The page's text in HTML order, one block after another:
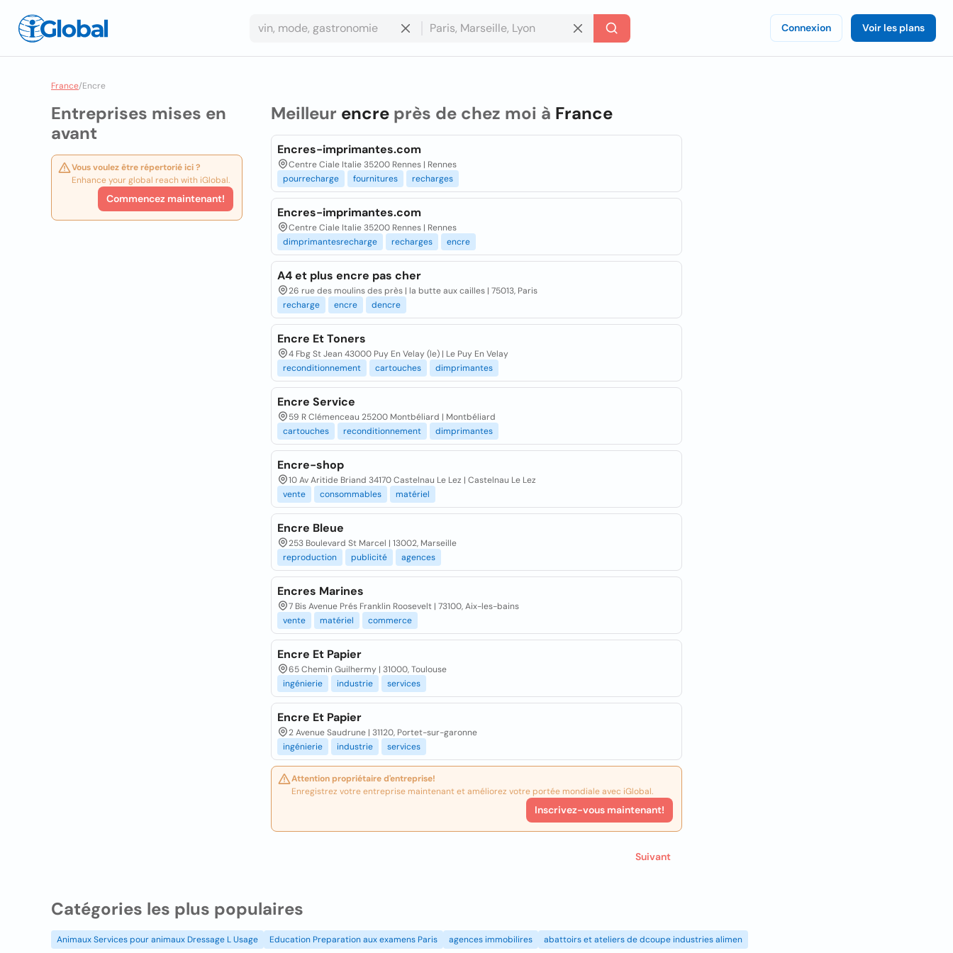
Connexion Voir les plans
France/Encre
Entreprises mises en
avant
Vous voulez être répertorié ici ?
Enhance your global reach with iGlobal.
Commencez maintenant!
Meilleur encreprès de chez moi à France
Encres-imprimantes.com
Centre Ciale Italie 35200 Rennes | Rennes
pourrecharge
fournitures recharges
Encres-imprimantes.com
Centre Ciale Italie 35200 Rennes | Rennes
dimprimantesrecharge
recharges encre
A4 et plus encre pas cher
26 rue des moulins des près | la butte aux cailles | 75013, Paris
recharge
encre dencre
Encre Et Toners
4 Fbg St Jean 43000 Puy En Velay (le) | Le Puy En Velay
reconditionnement
cartouches dimprimantes
Encre Service
59 R Clémenceau 25200 Montbéliard | Montbéliard
cartouches
reconditionnement dimprimantes
Encre-shop
10 Av Aritide Briand 34170 Castelnau Le Lez | Castelnau Le Lez
vente
consommables matériel
Encre Bleue
253 Boulevard St Marcel | 13002, Marseille
reproduction
publicité agences
Encres Marines
7 Bis Avenue Prés Franklin Roosevelt | 73100, Aix-les-bains
vente
matériel commerce
Encre Et Papier
65 Chemin Guilhermy | 31000, Toulouse
ingénierie
industrie services
Encre Et Papier
2 Avenue Saudrune | 31120, Portet-sur-garonne
ingénierie
industrie services
Attention propriétaire d'entreprise!
Enregistrez votre entreprise maintenant et améliorez votre portée mondiale avec iGlobal.
Inscrivez-vous maintenant!
Suivant
Catégories les plus populaires
Animaux Services pour animaux Dressage L Usage Education Preparation aux examens Paris agences immobilires abattoirs et ateliers de dcoupe industries alimen